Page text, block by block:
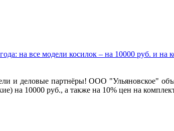
на все модели косилок – на 10000 руб. и на
и деловые партнёры! ООО "Ульяновское"
на 10000 руб., а также на 10% цен на